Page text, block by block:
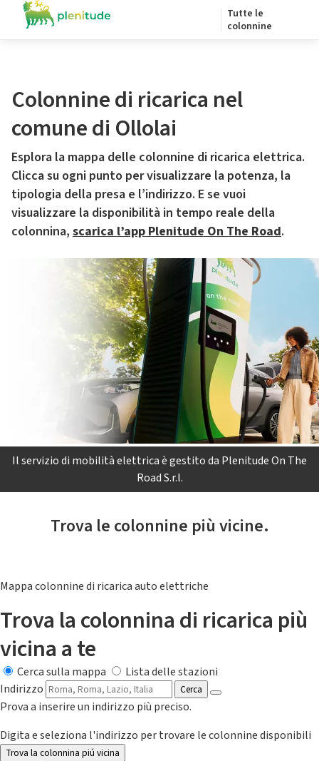
Tutte le
colonnine
Colonnine di ricarica nel
comune di Ollolai
Esplora la mappa delle colonnine di ricarica elettrica.
Clicca su ogni punto per visualizzare la potenza, la
tipologia della presa e l’indirizzo. E se vuoi
visualizzare la disponibilità in tempo reale della
colonnina, scarica l’app Plenitude On The Road.
Il servizio di mobilità elettrica è gestito da Plenitude On The
Road S.r.l.
Trova le colonnine più vicine.
Mappa colonnine di ricarica auto elettriche
Trova la colonnina di ricarica più
vicina a te
Cerca sulla mappa
Lista delle stazioni
Indirizzo
Cerca
Prova a inserire un indirizzo più preciso.
Digita e seleziona l'indirizzo per trovare le colonnine disponibili
Trova la colonnina piú vicina